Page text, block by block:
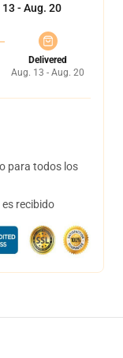
13 - Aug. 20
Delivered
Aug. 13 - Aug. 20
para todos los
recibido